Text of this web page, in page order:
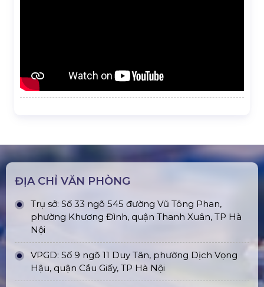
ĐỊA CHỈ VĂN PHÒNG
Trụ sở: Số 33 ngõ 545 đường Vũ Tông Phan,
phường Khương Đình, quận Thanh Xuân, TP Hà
Nội
VPGD: Số 9 ngõ 11 Duy Tân, phường Dịch Vọng
Hậu, quận Cầu Giấy, TP Hà Nội